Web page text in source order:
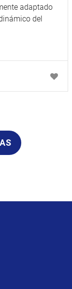
adaptado
del